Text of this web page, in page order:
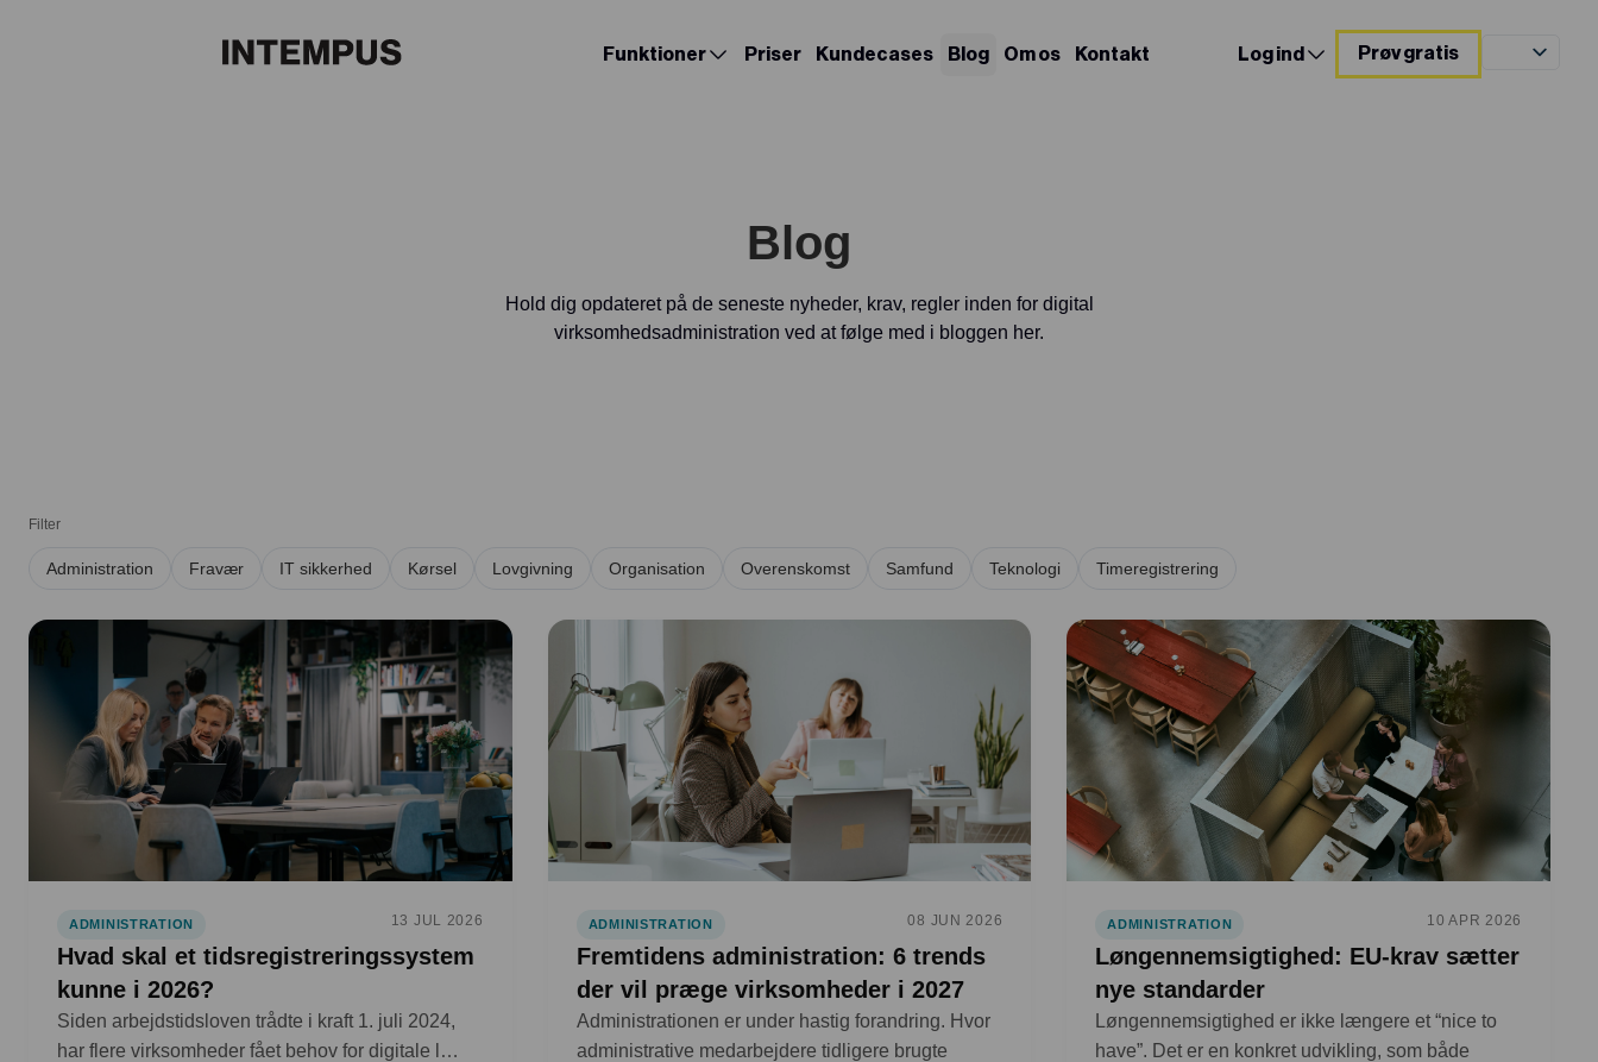
Funktioner Priser Kundecases Blog Om os Kontakt Log ind Prøv gratis
Blog
Hold dig opdateret på de seneste nyheder, krav, regler inden for digital
virksomhedsadministration ved at følge med i bloggen her.
Filter
Administration Fravær IT sikkerhed Kørsel Lovgivning Organisation Overenskomst Samfund Teknologi Timeregistrering
ADMINISTRATION 13 JUL 2026
Hvad skal et tidsregistreringssystem
kunne i 2026?
Siden arbejdstidsloven trådte i kraft 1. juli 2024,
har flere virksomheder fået behov for digitale l…
ADMINISTRATION 08 JUN 2026
Fremtidens administration: 6 trends
der vil præge virksomheder i 2027
Administrationen er under hastig forandring. Hvor
administrative medarbejdere tidligere brugte
ADMINISTRATION 10 APR 2026
Løngennemsigtighed: EU-krav sætter
nye standarder
Løngennemsigtighed er ikke længere et “nice to
have”. Det er en konkret udvikling, som både